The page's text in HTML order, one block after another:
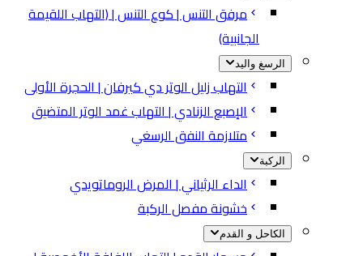
مرفق التنس | كوع التنس | (التهاب اللقيمة
الجانبية)
الرسغ واليد
التهاب زليل الوتر دي كيرفان | الحجرة الأولى
الإصبع الزنادي | التهاب غمد الوتر المتضيق
متلازمة النفق الرسغي
الركبة
الداء الرثياني | المرض الروماتويدي
خشونة مفصل الركبة
الكاحل و القدم